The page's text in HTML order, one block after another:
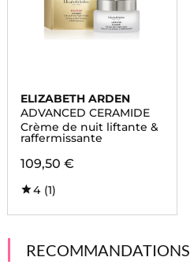
ELIZABETH ARDEN
ADVANCED CERAMIDE
Crème de nuit liftante &
raffermissante
109,50 €
4 (1)
RECOMMANDATIONS